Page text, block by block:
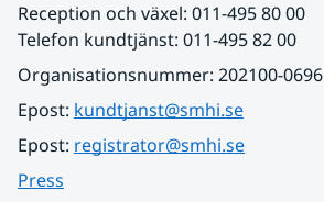
Reception och växel: 011-495 80 00
Telefon kundtjänst: 011-495 82 00
Organisationsnummer: 202100-0696
Epost: kundtjanst@smhi.se
Epost: registrator@smhi.se
Press